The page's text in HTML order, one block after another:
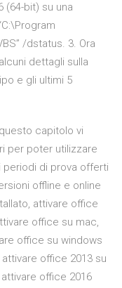
(64-bit) su una
/dstatus. 3. Ora
dettagli sulla
e gli ultimi 5
capitolo vi
per poter utilizzare
periodi di prova offerti
offline e online
attivare office
office su mac,
office su windows
office 2013 su
office 2016